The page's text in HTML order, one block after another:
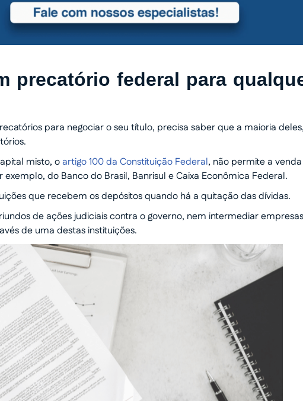
precatório federal para
para negociar o seu título, precisa saber que a maioria
misto, oartigo 100 da Constituição Federal, não permite a venda
do Banco do Brasil, Banrisul e Caixa Econômica Federal.
que recebem os depósitos quando há a quitação das dívidas.
de ações judiciais contra o governo, nem intermediar
de uma destas instituições.